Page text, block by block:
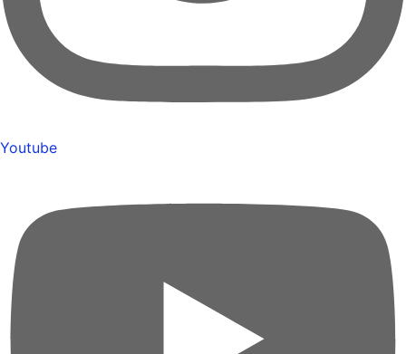
Youtube